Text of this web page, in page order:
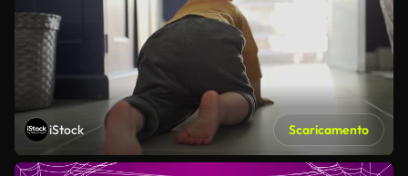
iStock Scaricamento